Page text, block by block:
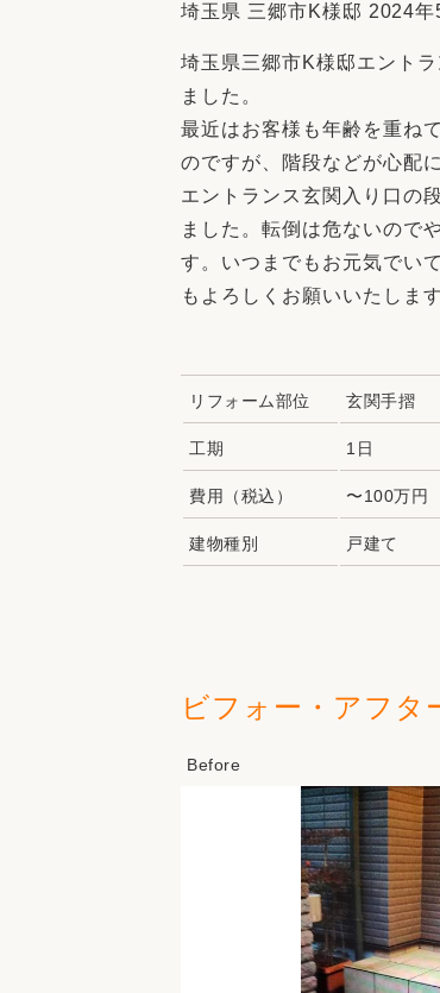
お客さまの声
中古物件探しから性能向上
ストップ
埼玉県 三郷市K様邸 2024年
埼玉県三郷市K様邸エント
ました。
最近はお客様も年齢を重ね
のですが、階段などが心配
エントランス玄関入り口の
ました。転倒は危ないので
す。いつまでもお元気でい
もよろしくお願いいたします
リフォーム部位 玄関手摺
工期 1日
費用（税込） 〜100万円
建物種別 戸建て
ビフォー・アフタ